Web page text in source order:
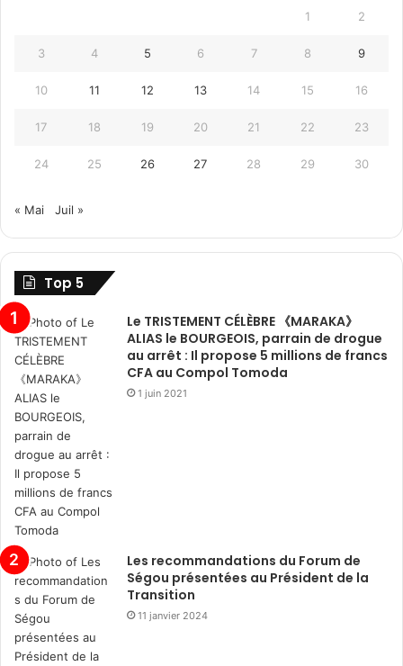
1 2
3 4 5 6 7 8 9
10 11 12 13 14 15 16
17 18 19 20 21 22 23
24 25 26 27 28 29 30
« Mai Juil »
Top 5
Le TRISTEMENT CÉLÈBRE 《MARAKA》
ALIAS le BOURGEOIS, parrain de drogue
au arrêt : Il propose 5 millions de francs
CFA au Compol Tomoda
1 juin 2021
Les recommandations du Forum de
Ségou présentées au Président de la
Transition
11 janvier 2024